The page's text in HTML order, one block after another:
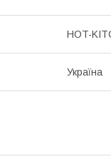
HOT-
Україна